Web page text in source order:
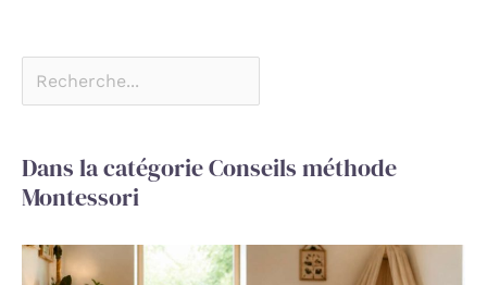
Dans la catégorie Conseils méthode
Montessori